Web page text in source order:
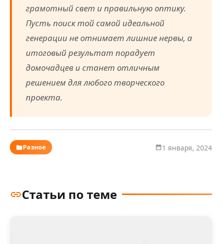
грамотный свет и правильную оптику.
Пусть поиск той самой идеальной
генерации не отнимает лишние нервы, а
итоговый результат порадует
домочадцев и станет отличным
решением для любого творческого
проекта.
Разное 1 января, 2024
Статьи по теме